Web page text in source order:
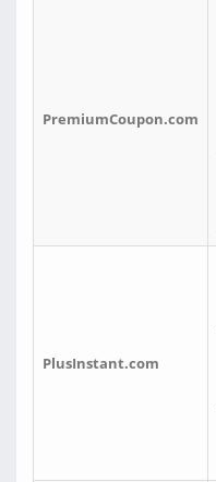
PremiumCoupon.com
PlusInstant.com